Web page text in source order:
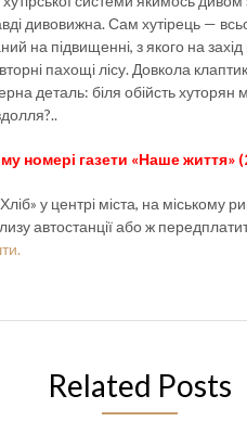
дивовижна. Сам хутірець —
на підвищенні, з якого на
пахощі лісу. Довкола
деталь: біля обійсть
номері газети «Наше життя»
у центрі міста, на міському
автостанції або ж
Related Posts